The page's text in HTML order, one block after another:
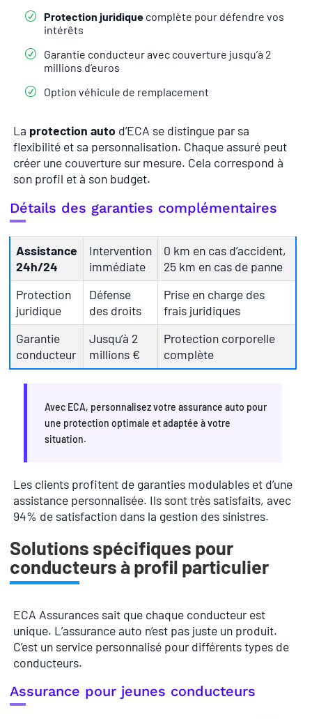
Protection juridique complète pour défendre vos
intérêts
Garantie conducteur avec couverture jusqu’à 2
millions d’euros
Option véhicule de remplacement
La protection auto d’ECA se distingue par sa
flexibilité et sa personnalisation. Chaque assuré peut
créer une couverture sur mesure. Cela correspond à
son profil et à son budget.
Détails des garanties complémentaires
Assistance
24h/24
Intervention
immédiate
0 km en cas d’accident,
25 km en cas de panne
Protection
juridique
Défense
des droits
Prise en charge des
frais juridiques
Garantie
conducteur
Jusqu’à 2
millions €
Protection corporelle
complète
Avec ECA, personnalisez votre assurance auto pour
une protection optimale et adaptée à votre
situation.
Les clients profitent de garanties modulables et d’une
assistance personnalisée. Ils sont très satisfaits, avec
94% de satisfaction dans la gestion des sinistres.
Solutions spécifiques pour
conducteurs à profil particulier
ECA Assurances sait que chaque conducteur est
unique. L’assurance auto n’est pas juste un produit.
C’est un service personnalisé pour différents types de
conducteurs.
Assurance pour jeunes conducteurs